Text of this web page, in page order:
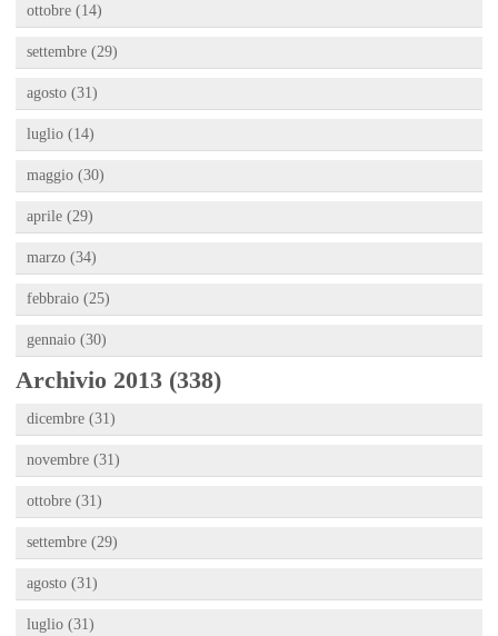
ottobre (14)
settembre (29)
agosto (31)
luglio (14)
maggio (30)
aprile (29)
marzo (34)
febbraio (25)
gennaio (30)
Archivio 2013 (338)
dicembre (31)
novembre (31)
ottobre (31)
settembre (29)
agosto (31)
luglio (31)